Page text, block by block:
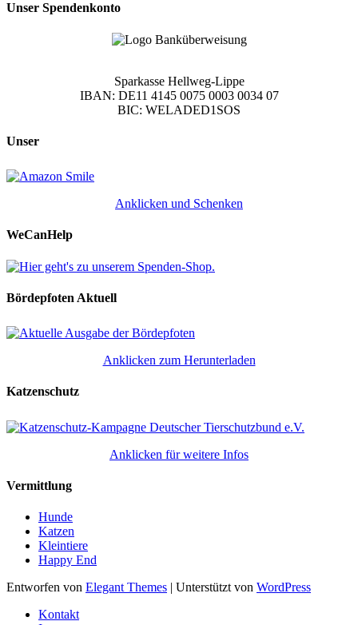
Unser Spendenkonto
Sparkasse Hellweg-Lippe
IBAN: DE11 4145 0075 0003 0034 07
BIC: WELADED1SOS
Unser
Anklicken und Schenken
WeCanHelp
Bördepfoten Aktuell
Anklicken zum Herunterladen
Katzenschutz
Anklicken für weitere Infos
Vermittlung
Hunde
Katzen
Kleintiere
Happy End
Entworfen von Elegant Themes | Unterstützt von WordPress
Kontakt